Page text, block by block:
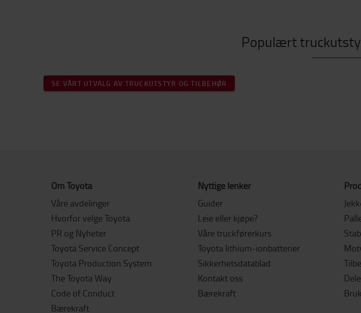
Populært
SE VÅRT UTVALG AV TRUCKUTSTYR OG TILBEHØR
Om Toyota
Våre avdelinger
Hvorfor velge Toyota
PR og Nyheter
Toyota Service Concept
Toyota Production System
The Toyota Way
Code of Conduct
Bærekraft
Nyttige lenker
Guider
Leie eller kjøpe?
Våre truckførerkurs
Toyota lithium-ionbatterier
Sikkerhetsdatablad
Kontakt oss
Bærekraft